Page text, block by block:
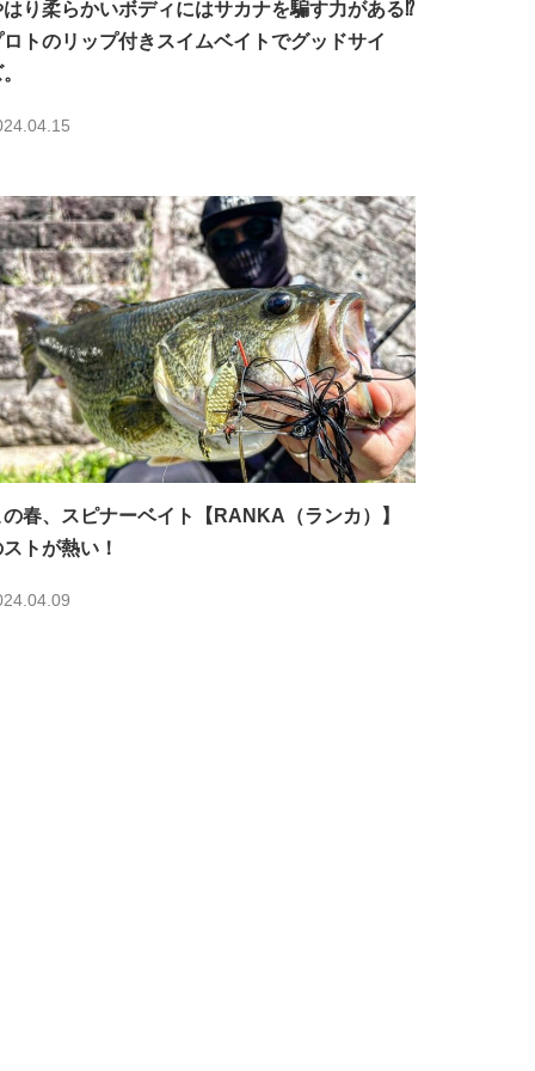
り柔らかいボディにはサカナを騙す力がある⁉︎
トのリップ付きスイムベイトでグッドサイ
春、スピナーベイト【RANKA（ランカ）】
トが熱い！